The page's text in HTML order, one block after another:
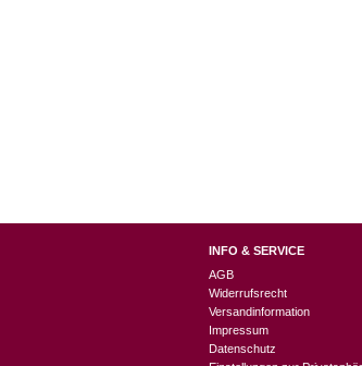
INFO & SERVICE
AGB
Widerrufsrecht
Versandinformation
Impressum
Datenschutz